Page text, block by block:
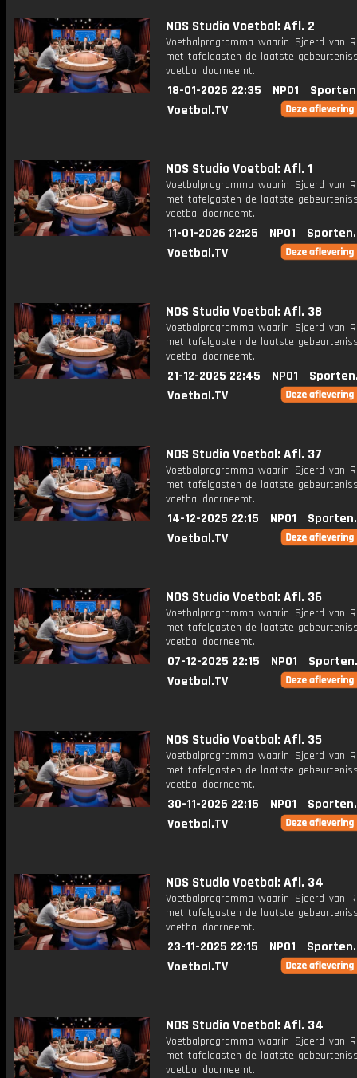
NOS Studio Voetbal: Afl. 2
Voetbalprogramma waarin Sjoerd van
met tafelgasten de laatste
voetbal doorneemt.
18-01-2026 22:35 NPO1
Voetbal.TV
NOS Studio Voetbal: Afl. 1
Voetbalprogramma waarin Sjoerd van
met tafelgasten de laatste
voetbal doorneemt.
11-01-2026 22:25 NPO1
Voetbal.TV
NOS Studio Voetbal: Afl. 38
Voetbalprogramma waarin Sjoerd van
met tafelgasten de laatste
voetbal doorneemt.
21-12-2025 22:45 NPO1
Voetbal.TV
NOS Studio Voetbal: Afl. 37
Voetbalprogramma waarin Sjoerd van
met tafelgasten de laatste
voetbal doorneemt.
14-12-2025 22:15 NPO1
Voetbal.TV
NOS Studio Voetbal: Afl. 36
Voetbalprogramma waarin Sjoerd van
met tafelgasten de laatste
voetbal doorneemt.
07-12-2025 22:15 NPO1
Voetbal.TV
NOS Studio Voetbal: Afl. 35
Voetbalprogramma waarin Sjoerd van
met tafelgasten de laatste
voetbal doorneemt.
30-11-2025 22:15 NPO1
Voetbal.TV
NOS Studio Voetbal: Afl. 34
Voetbalprogramma waarin Sjoerd van
met tafelgasten de laatste
voetbal doorneemt.
23-11-2025 22:15 NPO1
Voetbal.TV
NOS Studio Voetbal: Afl. 34
Voetbalprogramma waarin Sjoerd van
met tafelgasten de laatste
voetbal doorneemt.